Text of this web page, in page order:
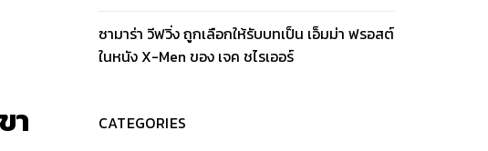
า
ซามาร่า วีฟวิ่ง ถูกเลือกให้รับบทเป็น เอ็มม่า ฟรอสต์
ในหนัง X-Men ของ เจค ชไรเออร์
CATEGORIES